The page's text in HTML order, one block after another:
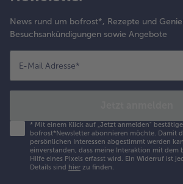
News rund um bofrost*, Rezepte und
Besuchsankündigungen sowie Angebote
E-Mail Adresse*
* Mit einem Klick auf „Jetzt anmelden"
bofrost*Newsletter abonnieren möchte. Damit
persönlichen Interessen abgestimmt werden
einverstanden, dass meine Interaktion mit dem
Hilfe eines Pixels erfasst wird. Ein Widerruf ist
Details sind hier zu finden.